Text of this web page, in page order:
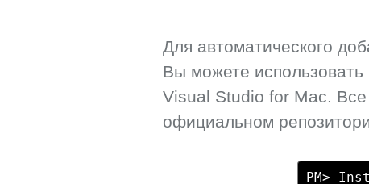
Для автоматического
Вы можете
Visual Studio for Mac.
официальном
PM>